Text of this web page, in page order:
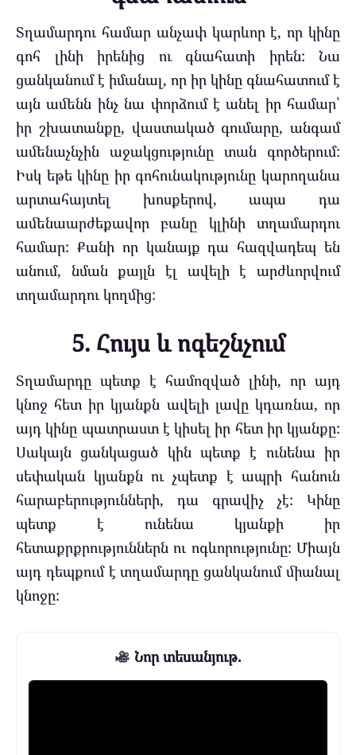
Տղամարդու համար անչափ կարևոր է, որ կինը
գոհ լինի իրենից ու գնահատի իրեն: Նա
ցանկանում է իմանալ, որ իր կինը գնահատում է
այն ամենն ինչ նա փորձում է անել իր համար՝
իր շխատանքը, վաստակած գումարը, անգամ
ամենաչնչին աջակցությունը տան գործերում:
Իսկ եթե կինը իր գոհունակությունը կարողանա
արտահայտել խոսքերով, ապա դա
ամենաարժեքավոր բանը կլինի տղամարդու
համար: Քանի որ կանայք դա հազվադեպ են
անում, նման քայլն էլ ավելի է արժևորվում
տղամարդու կողմից:
5. Հույս և ոգեշնչում
Տղամարդը պետք է համոզված լինի, որ այդ
կնոջ հետ իր կյանքն ավելի լավը կդառնա, որ
այդ կինը պատրաստ է կիսել իր հետ իր կյանքը:
Սակայն ցանկացած կին պետք է ունենա իր
սեփական կյանքն ու չպետք է ապրի հանուն
հարաբերությունների, դա գրավիչ չէ: Կինը
պետք է ունենա կյանքի իր
հետաքրքրություններն ու ոգևորությունը: Միայն
այդ դեպքում է տղամարդը ցանկանում միանալ
կնոջը:
Նոր տեսանյութ.